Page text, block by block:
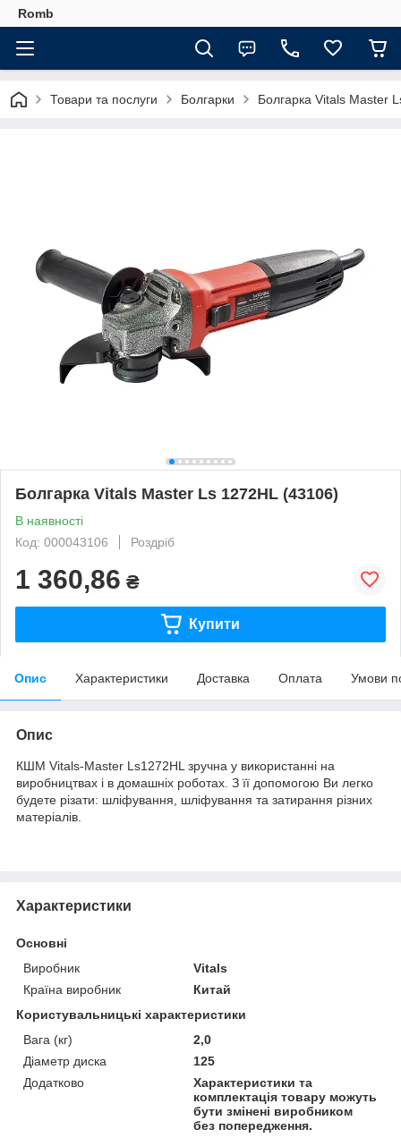
Romb
Товари та послуги Болгарки Болгарка Vitals Master
Болгарка Vitals Master Ls 1272HL (43106)
В наявності
Код: 000043106
Роздріб
1 360,86 ₴
Купити
Опис Характеристики Доставка Оплата Умови
Опис
КШМ Vitals-Master Ls1272HL зручна у використанні на
виробництвах і в домашніх роботах. З її допомогою Ви легко
будете різати: шліфування, шліфування та затирання різних
матеріалів.
Характеристики
Основні
Виробник
Vitals
Країна виробник
Китай
Користувальницькі характеристики
Вага (кг)
2,0
Діаметр диска
125
Додатково
Характеристики та
комплектація товару можуть
бути змінені виробником
без попередження.